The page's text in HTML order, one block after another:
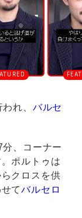
e
れ、 バルセ
分、コーナー
ポルトゥは
クロスを供
てバルセロ